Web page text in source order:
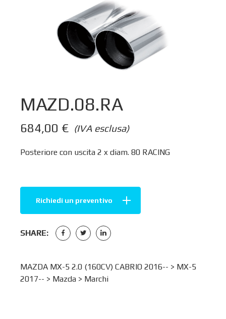
MAZD.08.RA
(IVA esclusa)
684,00 €
Posteriore con uscita 2 x diam. 80 RACING
Richiedi un preventivo
SHARE:
MAZDA MX-5 2.0 (160CV) CABRIO 2016-- > MX-5
2017-- > Mazda > Marchi